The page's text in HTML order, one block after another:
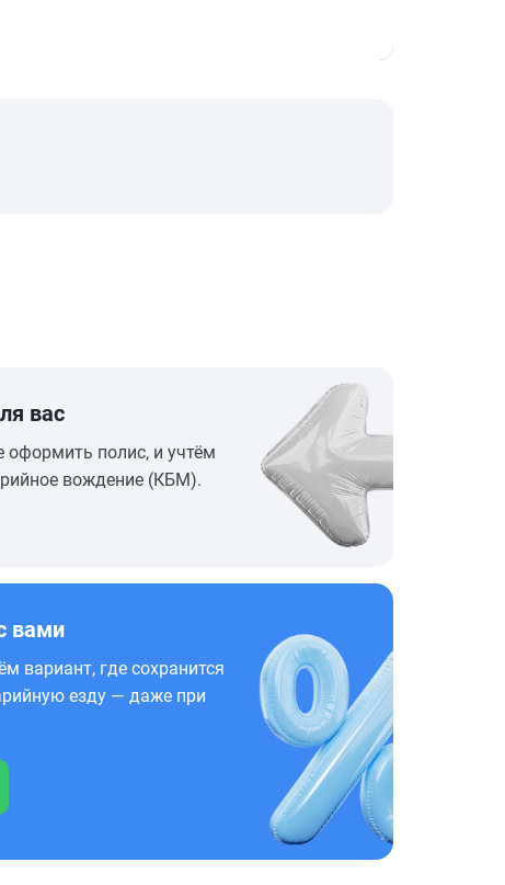
вас
оформить полис, и учтём
вождение (КБМ).
вами
вариант, где сохранится
езду — даже при